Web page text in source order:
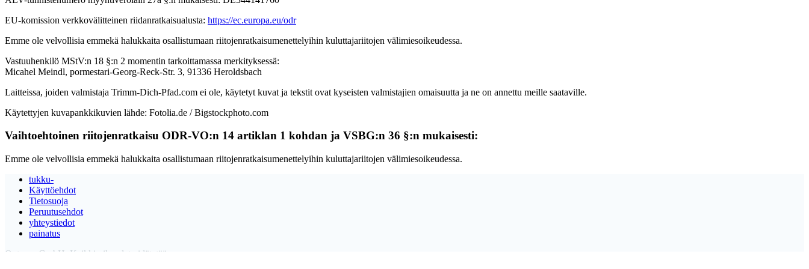
EU-komission verkkovälitteinen riidanratkaisualusta: https://ec.europa.eu/odr
Emme ole velvollisia emmekä halukkaita osallistumaan riitojenratkaisumenettelyihin kuluttajariitojen välimiesoikeudessa.
Vastuuhenkilö MStV:n 18 §:n 2 momentin tarkoittamassa merkityksessä:
Micahel Meindl, pormestari-Georg-Reck-Str. 3, 91336 Heroldsbach
Laitteissa, joiden valmistaja Trimm-Dich-Pfad.com ei ole, käytetyt kuvat ja tekstit ovat kyseisten valmistajien omaisuutta ja ne on annettu meille saataville.
Käytettyjen kuvapankkikuvien lähde: Fotolia.de / Bigstockphoto.com
Vaihtoehtoinen riitojenratkaisu ODR-VO:n 14 artiklan 1 kohdan ja VSBG:n 36 §:n mukaisesti:
Emme ole velvollisia emmekä halukkaita osallistumaan riitojenratkaisumenettelyihin kuluttajariitojen välimiesoikeudessa.
tukku-
Käyttöehdot
Tietosuoja
Peruutusehdot
yhteystiedot
painatus
Outgym GmbH. Kaikki oikeudet pidätetään.